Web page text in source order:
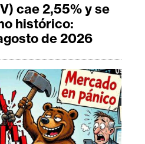
cae 2,55% y se
histórico:
de 2026